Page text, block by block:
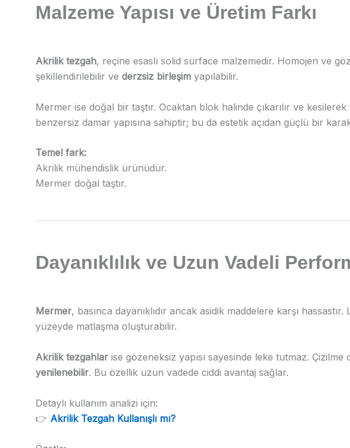
Malzeme Yapısı ve Üretim Farkı
Akrilik tezgah, reçine esaslı solid surface malzemedir. Homojen ve
şekillendirilebilir ve derzsiz birleşim yapılabilir.
Mermer ise doğal bir taştır. Ocaktan blok halinde çıkarılır ve
benzersiz damar yapısına sahiptir; bu da estetik açıdan güçlü bir
Temel fark:
Akrilik mühendislik ürünüdür.
Mermer doğal taştır.
Dayanıklılık ve Uzun Vadeli
Mermer, basınca dayanıklıdır ancak asidik maddelere karşı
yüzeyde matlaşma oluşturabilir.
Akrilik tezgahlar ise gözeneksiz yapısı sayesinde leke tutmaz.
yenilenebilir. Bu özellik uzun vadede ciddi avantaj sağlar.
Detaylı kullanım analizi için:
👉 Akrilik Tezgah Kullanışlı mı?